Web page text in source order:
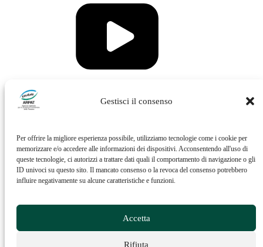
Gestisci il consenso
Per offrire la migliore esperienza possibile, utilizziamo tecnologie come i cookie per
memorizzare e/o accedere alle informazioni dei dispositivi. Acconsentendo all'uso di
queste tecnologie, ci autorizzi a trattare dati quali il comportamento di navigazione o gli
ID univoci su questo sito. Il mancato consenso o la revoca del consenso potrebbero
influire negativamente su alcune caratteristiche e funzioni.
Accetta
Rifiuta
Vai al profilo Issuu di ARPAT